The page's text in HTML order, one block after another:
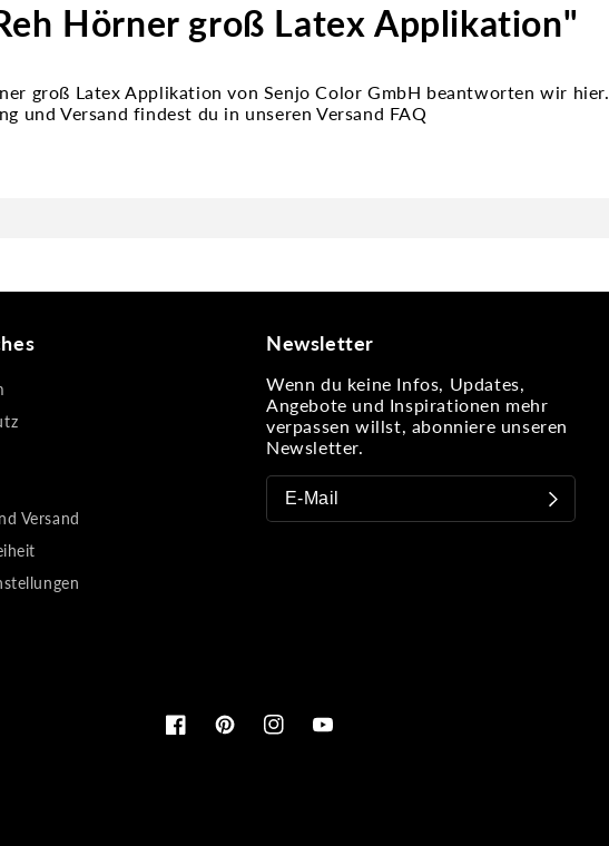
Hörner groß Latex Applikation"
groß Latex Applikation von Senjo Color GmbH beantworten wir hier.
und Versand findest du in unseren Versand FAQ
Versand
Newsletter
Wenn du keine Infos, Updates,
Angebote und Inspirationen mehr
verpassen willst, abonniere unseren
Newsletter.
FacebookPinterestInstagramYouTube